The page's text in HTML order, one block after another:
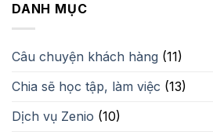
DANH MỤC
Câu chuyện khách hàng (11)
Chia sẽ học tập, làm việc (13)
Dịch vụ Zenio (10)